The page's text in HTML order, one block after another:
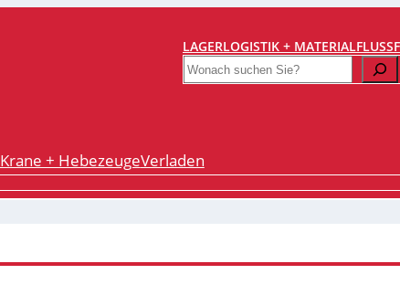
LAGERLOGISTIK + MATERIALFLUSS
Search
Krane + HebezeugeVerladen